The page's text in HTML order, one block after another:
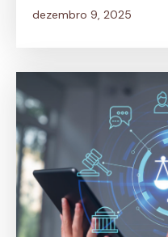
dezembro 9, 2025